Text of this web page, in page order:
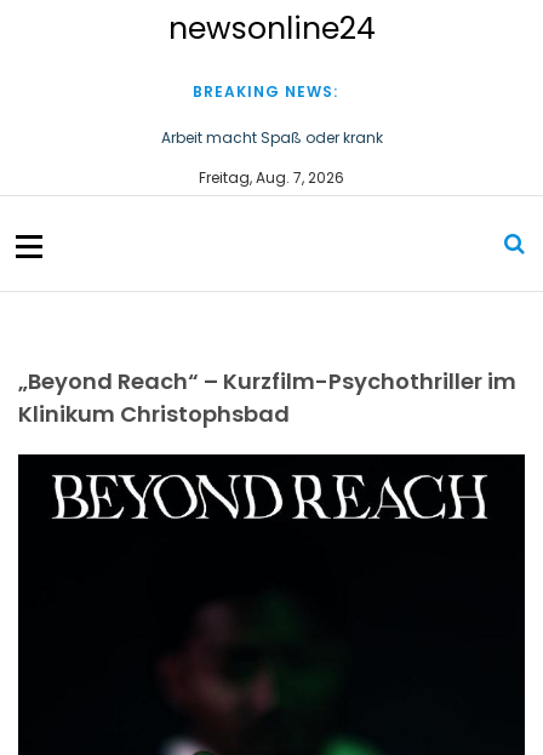
o
n
newsonline24
BREAKING NEWS:
Arbeit macht Spaß oder krank
Wirtschaftsstaatssekretär Thomas Dörflinger besucht
Handwerksbetrieb im Kammerbezirk Freiburg
Freitag, Aug. 7, 2026
„Beyond Reach“ – Kurzfilm-Psychothriller im
Klinikum Christophsbad